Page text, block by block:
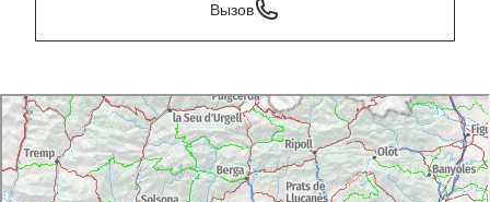
Вызов